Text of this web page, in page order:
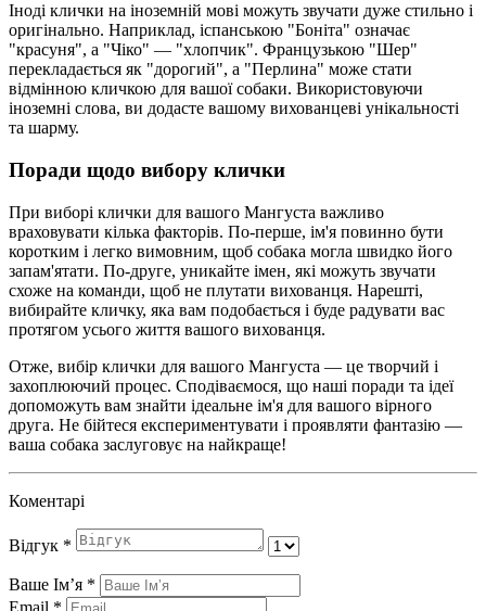
Іноді клички на іноземній мові можуть звучати дуже стильно і
оригінально. Наприклад, іспанською "Боніта" означає
"красуня", а "Чіко" — "хлопчик". Французькою "Шер"
перекладається як "дорогий", а "Перлина" може стати
відмінною кличкою для вашої собаки. Використовуючи
іноземні слова, ви додасте вашому вихованцеві унікальності
та шарму.
Поради щодо вибору клички
При виборі клички для вашого Мангуста важливо
враховувати кілька факторів. По-перше, ім'я повинно бути
коротким і легко вимовним, щоб собака могла швидко його
запам'ятати. По-друге, уникайте імен, які можуть звучати
схоже на команди, щоб не плутати вихованця. Нарешті,
вибирайте кличку, яка вам подобається і буде радувати вас
протягом усього життя вашого вихованця.
Отже, вибір клички для вашого Мангуста — це творчий і
захоплюючий процес. Сподіваємося, що наші поради та ідеї
допоможуть вам знайти ідеальне ім'я для вашого вірного
друга. Не бійтеся експериментувати і проявляти фантазію —
ваша собака заслуговує на найкраще!
Коментарі
Відгук *
Ваше Імʼя *
Email *